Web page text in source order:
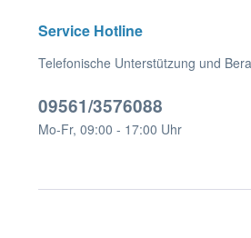
Service Hotline
Telefonische Unterstützung und
09561/3576088
Mo-Fr, 09:00 - 17:00 Uhr